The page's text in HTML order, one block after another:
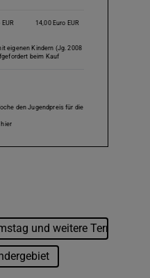
14,00 Euro EUR
eigenen Kindern (Jg. 2008
beim Kauf
den Jugendpreis für die
hier
und weitere Termine in